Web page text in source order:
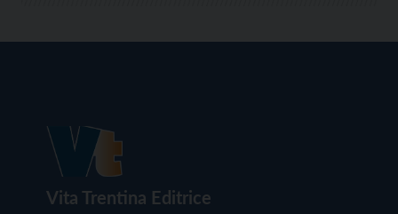
Vita Trentina Editrice